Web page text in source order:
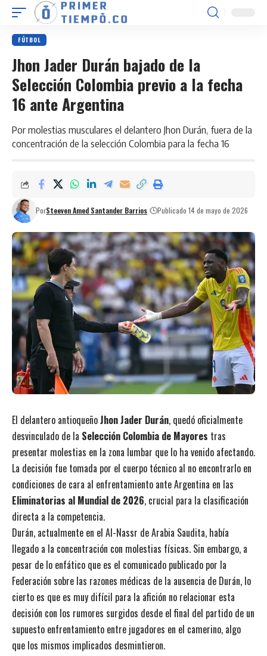
FÚTBOL
Jhon Jader Durán bajado de la
Selección Colombia previo a la fecha
16 ante Argentina
Por molestias musculares el delantero Jhon Durán, fuera de la
concentración de la selección Colombia para la fecha 16
PorSteeven Amed Santander Barrios Publicado 14 de mayo de 2026
El delantero antioqueñoJhon Jader Durán, quedó oficialmente
desvinculado de la Selección Colombia de Mayores tras
presentar molestias en la zona lumbar que lo ha venido afectando.
La decisión fue tomada por el cuerpo técnico al no encontrarlo en
condiciones de cara al enfrentamiento ante Argentina en las
Eliminatorias al Mundial de 2026, crucial para la clasificación
directa a la competencia.
Durán, actualmente en el Al-Nassr de Arabia Saudita, había
llegado a la concentración con molestias físicas. Sin embargo, a
pesar de lo enfático que es el comunicado publicado por la
Federación sobre las razones médicas de la ausencia de Durán, lo
cierto es que es muy difícil para la afición no relacionar esta
decisión con los rumores surgidos desde el final del partido de un
supuesto enfrentamiento entre jugadores en el camerino, algo
que los mismos implicados desmintieron.